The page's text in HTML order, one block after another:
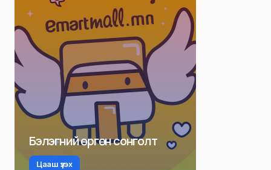
Бэлэгний өргөн сонголт
Цааш үзэх